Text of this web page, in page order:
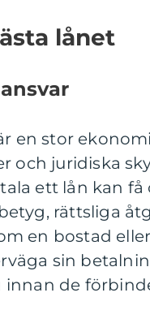
lånet
en stor
och juridiska
ett lån kan
rättsliga
en bostad
sin
de